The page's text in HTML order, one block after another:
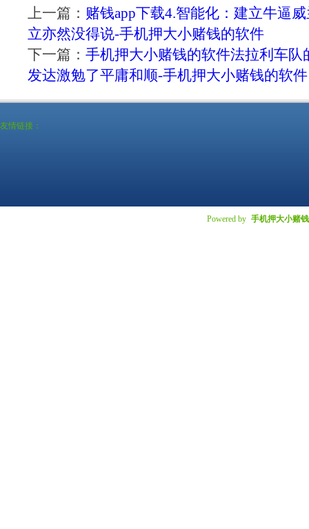
上一篇： 赌钱app下载4.智能化：建立牛逼
立亦然没得说-手机押大小赌钱的软件
下一篇： 手机押大小赌钱的软件法拉利车队
发达激勉了平庸和顺-手机押大小赌钱的软件
友情链接：
Powered by 手机押大小赌